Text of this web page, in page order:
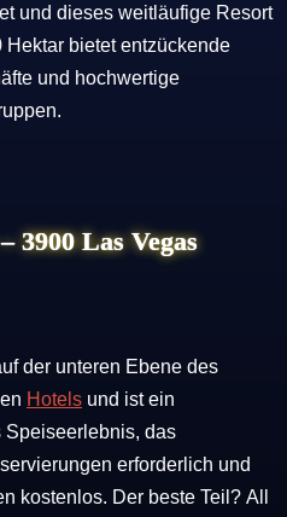
und dieses weitläufige Resort
bietet entzückende
und hochwertige
3900 Las Vegas
der unteren Ebene des
Hotels und ist ein
das
erforderlich und
kostenlos. Der beste Teil? All